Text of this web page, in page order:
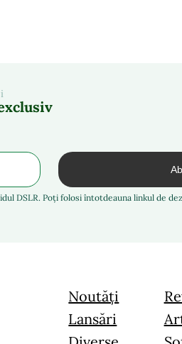
DSLR. Poți folosi întotdeauna linkul de
Noutăți
Lansări